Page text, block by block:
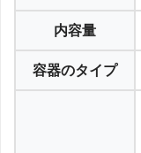
内容量
容器のタイプ